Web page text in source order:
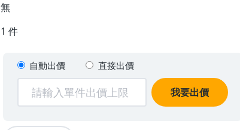
無
1 件
自動出價 直接出價
我要出價